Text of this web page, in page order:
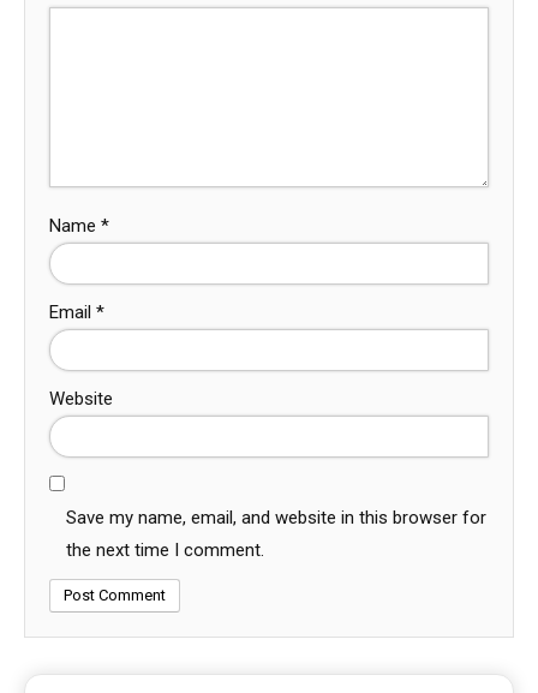
Name *
Email *
Website
Save my name, email, and website in this browser for
the next time I comment.